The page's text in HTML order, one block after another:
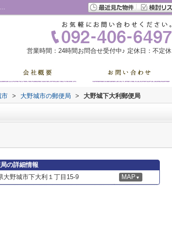
大野城下大利郵便局情報ページ｜【売買専門】福岡市南区にある仲介手数料無料の不動産｜すみれ不動産
営業時間：24時間お問合せ受付中♪ 定休日：不定休
市 > 大野城市の郵便局 > 大野城下大利郵便局
の詳細情報
大野城市下大利１丁目15-9 MAP ▼